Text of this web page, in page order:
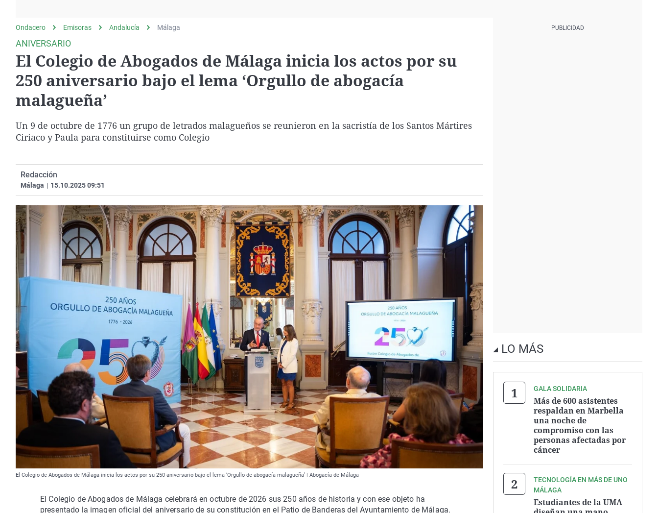
Operación Viuda
Negra
Navarra
Ondacero Emisoras Andalucía Málaga
ANIVERSARIO
El Colegio de Abogados de Málaga inicia los actos por su
250 aniversario bajo el lema ‘Orgullo de abogacía
malagueña’
Un 9 de octubre de 1776 un grupo de letrados malagueños se reunieron en la sacristía de los Santos Mártires
Ciriaco y Paula para constituirse como Colegio
Redacción
Málaga | 15.10.2025 09:51
El Colegio de Abogados de Málaga inicia los actos por su 250 aniversario bajo el lema ‘Orgullo de abogacía malagueña’ | Abogacía de Málaga
El Colegio de Abogados de Málaga celebrará en octubre de 2026 sus 250 años de historia y con ese objeto ha
presentado la imagen oficial del aniversario de su constitución en el Patio de Banderas del Ayuntamiento de Málaga.
LO MÁS
GALA SOLIDARIA
Más de 600 asistentes
respaldan en Marbella
una noche de
compromiso con las
personas afectadas por
cáncer
TECNOLOGÍA EN MÁS DE UNO
MÁLAGA
Estudiantes de la UMA